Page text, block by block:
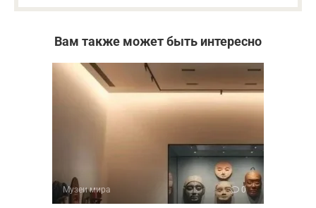
Вам также может быть интересно
Музеи мира 0